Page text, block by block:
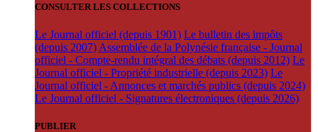
CONSULTER LES COLLECTIONS
Le Journal officiel (depuis 1901) Le bulletin des impôts
(depuis 2007) Assemblée de la Polynésie française - Journal
officiel - Compte-rendu intégral des débats (depuis 2012) Le
Journal officiel - Propriété industrielle (depuis 2023) Le
Journal officiel - Annonces et marchés publics (depuis 2024)
Le Journal officiel - Signatures électroniques (depuis 2026)
PUBLIER